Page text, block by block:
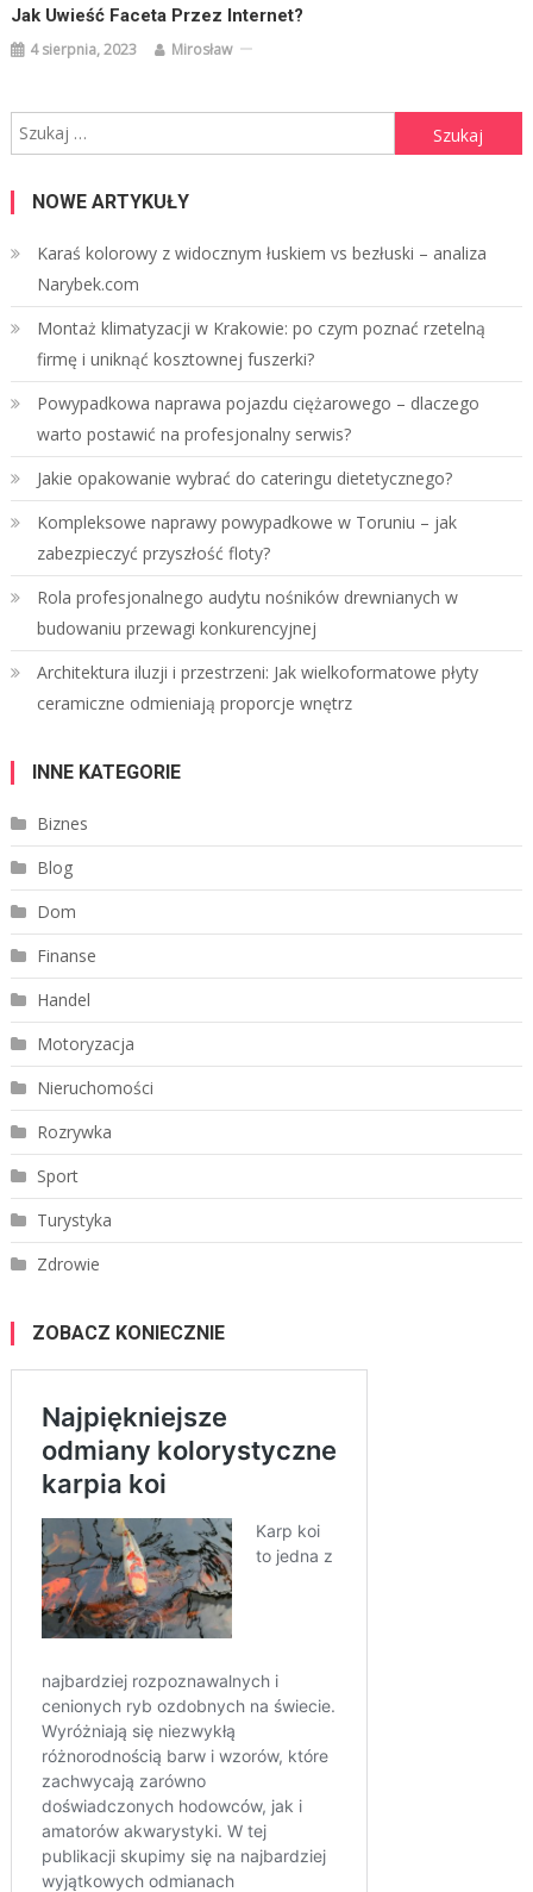
Jak Uwieść Faceta Przez Internet?
4 sierpnia, 2023 Mirosław
Szukaj:
NOWE ARTYKUŁY
Karaś kolorowy z widocznym łuskiem vs bezłuski – analiza
Narybek.com
Montaż klimatyzacji w Krakowie: po czym poznać rzetelną
firmę i uniknąć kosztownej fuszerki?
Powypadkowa naprawa pojazdu ciężarowego – dlaczego
warto postawić na profesjonalny serwis?
Jakie opakowanie wybrać do cateringu dietetycznego?
Kompleksowe naprawy powypadkowe w Toruniu – jak
zabezpieczyć przyszłość floty?
Rola profesjonalnego audytu nośników drewnianych w
budowaniu przewagi konkurencyjnej
Architektura iluzji i przestrzeni: Jak wielkoformatowe płyty
ceramiczne odmieniają proporcje wnętrz
INNE KATEGORIE
Biznes
Blog
Dom
Finanse
Handel
Motoryzacja
Nieruchomości
Rozrywka
Sport
Turystyka
Zdrowie
ZOBACZ KONIECZNIE